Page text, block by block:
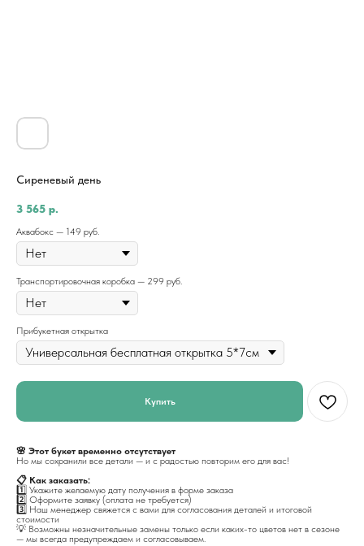
Сиреневый день
3 565 р.
Аквабокс — 149 руб.
Транспортировочная коробка — 299 руб.
Прибукетная открытка
Купить
🌸 Этот букет временно отсутствует
Но мы сохранили все детали — и с радостью повторим его для вас!
📋 Как заказать:
1️⃣ Укажите желаемую дату получения в форме заказа
2️⃣ Оформите заявку (оплата не требуется)
3️⃣ Наш менеджер свяжется с вами для согласования деталей и итоговой
стоимости
💡 Возможны незначительные замены только если каких-то цветов нет в сезоне
— мы всегда предупреждаем и согласовываем.